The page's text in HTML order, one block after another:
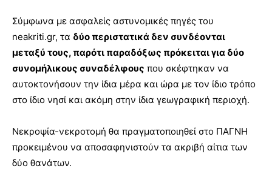
Σύμφωνα με ασφαλείς αστυνομικές πηγές του
neakriti.gr, τα δύο περιστατικά δεν συνδέονται
μεταξύ τους, παρότι παραδόξως πρόκειται για δύο
συνομήλικους συναδέλφους που σκέφτηκαν να
αυτοκτονήσουν την ίδια μέρα και ώρα με τον ίδιο τρόπο
στο ίδιο νησί και ακόμη στην ίδια γεωγραφική περιοχή.
Νεκροψία-νεκροτομή θα πραγματοποιηθεί στο ΠΑΓΝΗ
προκειμένου να αποσαφηνιστούν τα ακριβή αίτια των
δύο θανάτων.